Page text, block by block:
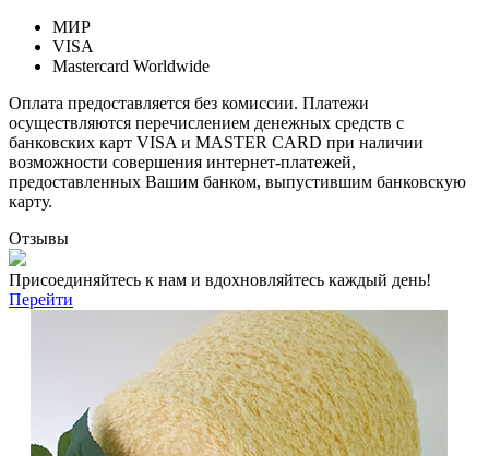
МИР
VISA
Mastercard Worldwide
Оплата предоставляется без комиссии. Платежи
осуществляются перечислением денежных средств с
банковских карт VISA и MASTER CARD при наличии
возможности совершения интернет-платежей,
предоставленных Вашим банком, выпустившим банковскую
карту.
Отзывы
Присоединяйтесь к нам и вдохновляйтесь каждый день!
Перейти